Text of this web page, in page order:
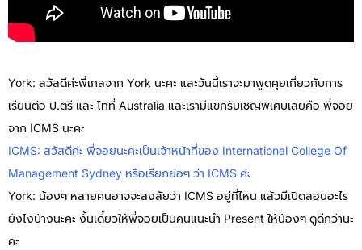
York: สวัสดีค่ะพี่เกลจาก York นะคะ และวันนี้เราจะมาพูดคุยเกี่ยวกับการ
เรียนต่อ ป.ตรี และ โทที่ Australia และเรามีแขกรับเชิญพิเศษเลยคือ พี่จอย
จาก ICMS นะคะ
ICMS: สวัสดีค่ะ พี่จอยนะคะเป็นเจ้าหน้าที่ของ International College Of
Management Sydney หรือเรียกย่อๆ ว่า ICMS ค่ะ
York: น้องๆ หลายคนอาจจะสงสัยว่า ICMS อยู่ที่ไหน แล้วมีเปิดสอนอะไร
ยังไงบ้างนะคะ งั้นเดี๋ยวให้พี่จอยเป็นคนแนะนำ Present ให้น้องๆ ดูดีกว่านะ
คะ